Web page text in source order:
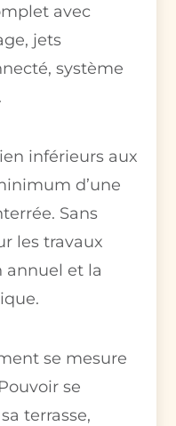
avec
jets
système
inférieurs aux
d’une
Sans
les travaux
annuel et la
se mesure
se
terrasse,